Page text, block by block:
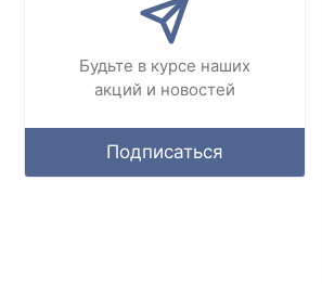
Будьте в курсе наших
акций и новостей
Подписаться